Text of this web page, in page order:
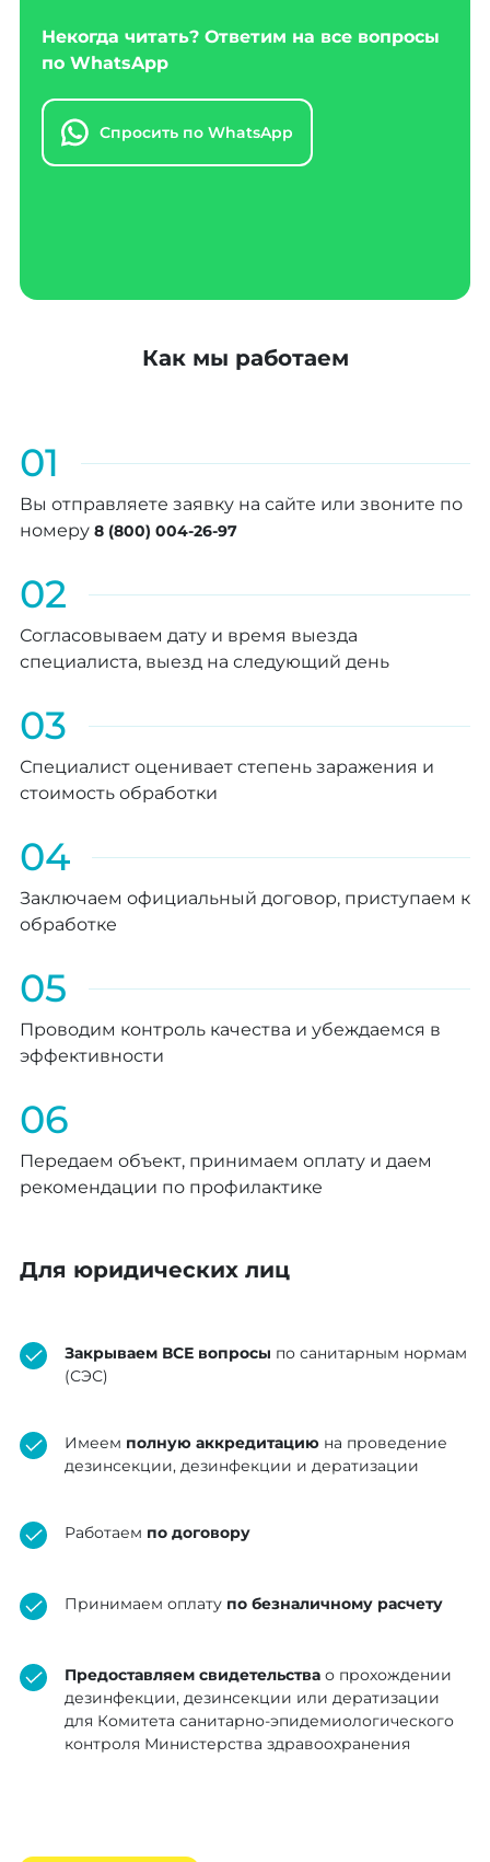
Некогда читать? Ответим на все вопросы
по WhatsApp
Спросить по WhatsApp
Как мы работаем
01
Вы отправляете заявку на сайте или звоните по
номеру 8 (800) 004-26-97
02
Согласовываем дату и время выезда
специалиста, выезд на следующий день
03
Специалист оценивает степень заражения и
стоимость обработки
04
Заключаем официальный договор, приступаем к
обработке
05
Проводим контроль качества и убеждаемся в
эффективности
06
Передаем объект, принимаем оплату и даем
рекомендации по профилактике
Для юридических лиц
Закрываем ВСЕ вопросы по санитарным нормам
(СЭС)
Имеем полную аккредитациюна проведение
дезинсекции, дезинфекции и дератизации
Работаем по договору
Принимаем оплату по безналичному расчету
Предоставляем свидетельствао прохождении
дезинфекции, дезинсекции или дератизации
для Комитета санитарно-эпидемиологического
контроля Министерства здравоохранения